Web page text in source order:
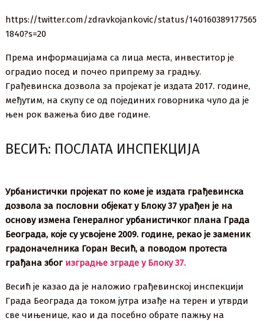
https://twitter.com/zdravkojankovic/status/140160389177565
1840?s=20
Према информацијама са лица места, инвеститор је
оградио посед и почео припрему за градњу.
Грађевинска дозвола за пројекат је издата 2017. године,
међутим, на скупу се од појединих говорника чуло да је
њен рок важења био две године.
ВЕСИЋ: ПОСЛАТА ИНСПЕКЦИЈА
Урбанистички пројекат по коме је издата грађевинска
дозвола за пословни објекат у Блоку 37 урађен је на
основу измена Генералног урбанистичког плана Града
Београда, које су усвојене 2009. године, рекао је заменик
градоначелника Горан Весић, а поводом протеста
грађана због изградње зграде у Блоку 37.
Весић је казао да је наложио грађевинској инспекцији
Града Београда да током јутра изађе на терен и утврди
све чињенице, као и да посебно обрате пажњу на